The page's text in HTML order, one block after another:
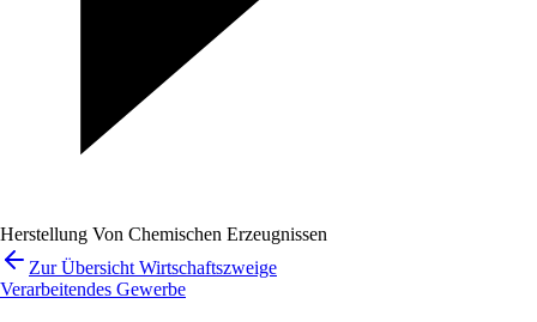
Herstellung Von Chemischen Erzeugnissen
Zur Übersicht Wirtschaftszweige
Verarbeitendes Gewerbe